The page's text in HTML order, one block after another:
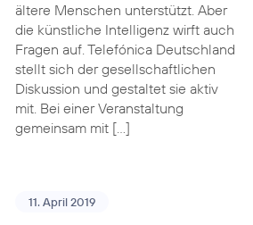
ältere Menschen unterstützt. Aber
die künstliche Intelligenz wirft auch
Fragen auf. Telefónica Deutschland
stellt sich der gesellschaftlichen
Diskussion und gestaltet sie aktiv
mit. Bei einer Veranstaltung
gemeinsam mit […]
11. April 2019